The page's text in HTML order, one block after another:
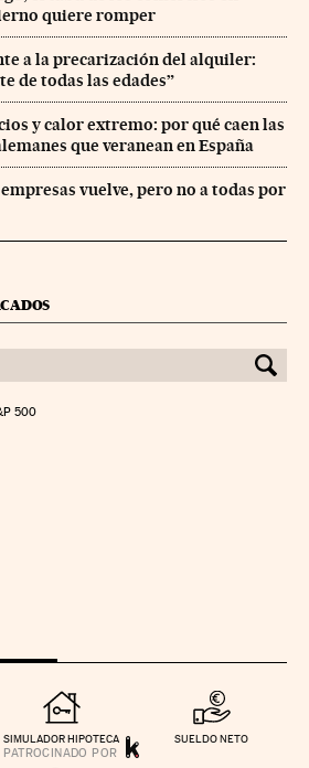
quiere romper
a la precarización del alquiler:
de todas las edades”
y calor extremo: por qué caen las
que veranean en España
vuelve, pero no a todas por
500
SIMULADOR HIPOTECA SUELDO NETO